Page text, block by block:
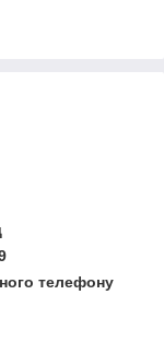
телефону